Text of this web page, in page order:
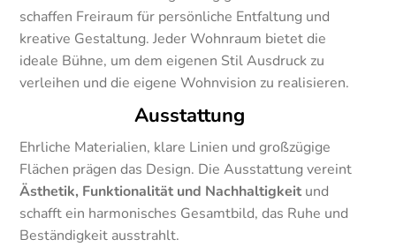
schaffen Freiraum für persönliche Entfaltung und
kreative Gestaltung. Jeder Wohnraum bietet die
ideale Bühne, um dem eigenen Stil Ausdruck zu
verleihen und die eigene Wohnvision zu realisieren.
Ausstattung
Ehrliche Materialien, klare Linien und großzügige
Flächen prägen das Design. Die Ausstattung vereint
Ästhetik, Funktionalität und Nachhaltigkeit und
schafft ein harmonisches Gesamtbild, das Ruhe und
Beständigkeit ausstrahlt.